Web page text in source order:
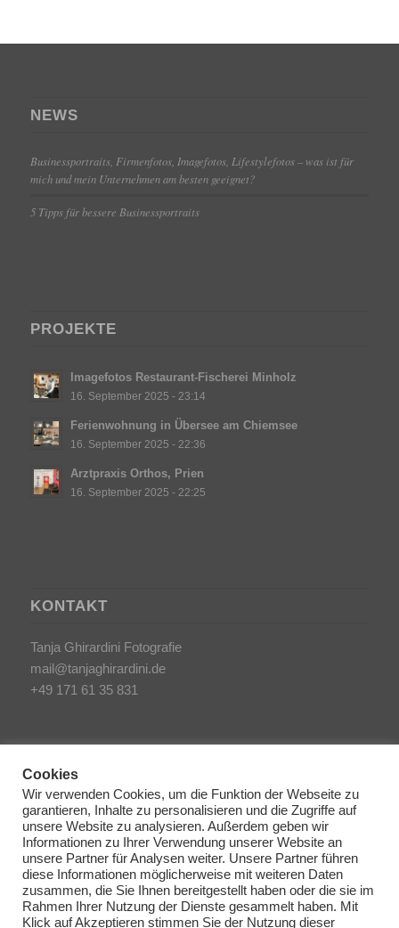
NEWS
Businessportraits, Firmenfotos, Imagefotos, Lifestylefotos – was ist für
mich und mein Unternehmen am besten geeignet?
5 Tipps für bessere Businessportraits
PROJEKTE
Imagefotos Restaurant-Fischerei Minholz
16. September 2025 - 23:14
Ferienwohnung in Übersee am Chiemsee
16. September 2025 - 22:36
Arztpraxis Orthos, Prien
16. September 2025 - 22:25
KONTAKT
Tanja Ghirardini Fotografie
mail@tanjaghirardini.de
+49 171 61 35 831
SONSTIGES
AGB/Impressum
Haftungsausschluss
Datenschutzerklärung
Cookies
Wir verwenden Cookies, um die Funktion der Webseite zu
garantieren, Inhalte zu personalisieren und die Zugriffe auf
unsere Website zu analysieren. Außerdem geben wir
Informationen zu Ihrer Verwendung unserer Website an
unsere Partner für Analysen weiter. Unsere Partner führen
diese Informationen möglicherweise mit weiteren Daten
zusammen, die Sie Ihnen bereitgestellt haben oder die sie im
Rahmen Ihrer Nutzung der Dienste gesammelt haben. Mit
Klick auf Akzeptieren stimmen Sie der Nutzung dieser